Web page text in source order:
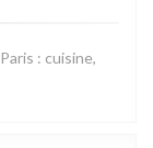
: cuisine,